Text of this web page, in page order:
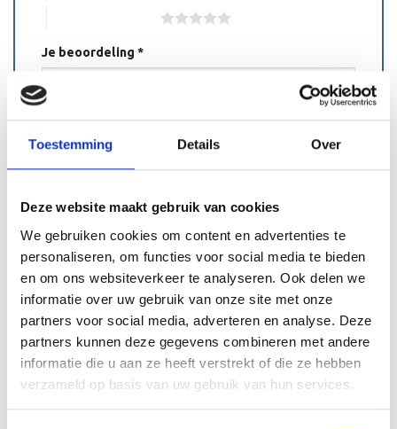
Toestemming Details Over
Deze website maakt gebruik van cookies
We gebruiken cookies om content en advertenties te
personaliseren, om functies voor social media te bieden
en om ons websiteverkeer te analyseren. Ook delen we
informatie over uw gebruik van onze site met onze
partners voor social media, adverteren en analyse. Deze
partners kunnen deze gegevens combineren met andere
informatie die u aan ze heeft verstrekt of die ze hebben
verzameld op basis van uw gebruik van hun services.
Je beoordeling *
Naam*
E-mail*
Mijn naam, e-mail en site opslaan in deze